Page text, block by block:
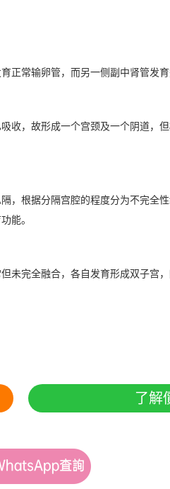
常输卵管，而另一侧副中肾管发育
，故形成一个宫颈及一个阴道，但
根据分隔宫腔的程度分为不完全
能。
完全融合，各自发育形成双子宫
了解